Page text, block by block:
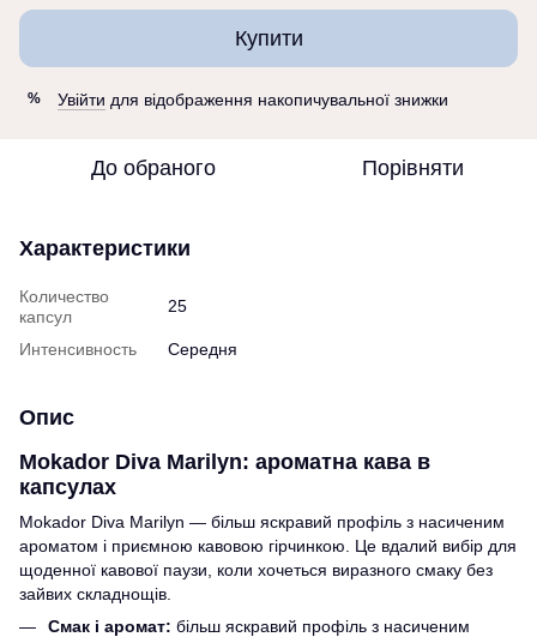
Купити
% Увійти для відображення накопичувальної знижки
До обраного Порівняти
Характеристики
Количество
капсул
25
Интенсивность Середня
Опис
Mokador Diva Marilyn: ароматна кава в
капсулах
Mokador Diva Marilyn — більш яскравий профіль з насиченим
ароматом і приємною кавовою гірчинкою. Це вдалий вибір для
щоденної кавової паузи, коли хочеться виразного смаку без
зайвих складнощів.
Смак і аромат: більш яскравий профіль з насиченим